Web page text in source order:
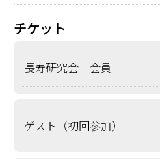
チケット
長寿研究会 会員
ゲスト（初回参加）